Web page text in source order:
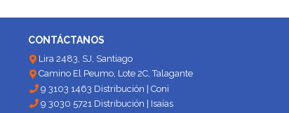
CONTÁCTANOS
Lira 2483, SJ, Santiago
Camino El Peumo, Lote 2C, Talagante
9 3103 1463 Distribución | Coni
9 3030 5721 Distribución | Isaías